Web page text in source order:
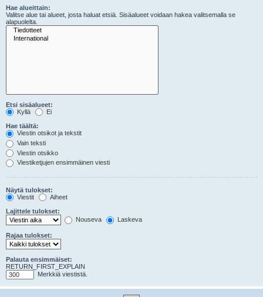
Hae alueittain:
Valitse alue tai alueet, josta haluat etsiä. Sisäalueet voidaan hakea valitsemalla se
alapuolelta.
Etsi sisäalueet:
Kyllä
Ei
Hae täältä:
Viestin otsikot ja tekstit
Vain teksti
Viestin otsikko
Viestiketjujen ensimmäinen viesti
Näytä tulokset:
Viestit
Aiheet
Lajittele tulokset:
Nouseva
Laskeva
Rajaa tulokset:
Palauta ensimmäiset:
RETURN_FIRST_EXPLAIN
Merkkiä viestistä.